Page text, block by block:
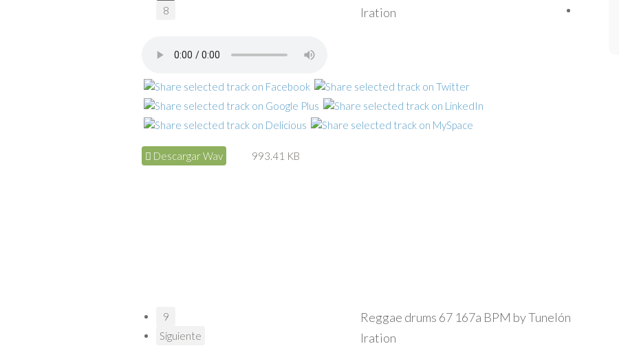
Iration
Descargar Wav 993.41 KB
Reggae drums 67 167a BPM by Tunelón
Iration
8
9
Siguiente